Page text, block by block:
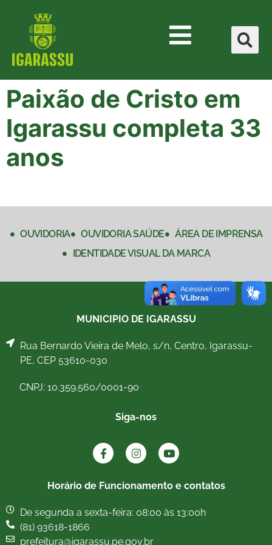
Paixão de Cristo em
Igarassu completa 33
anos
OUVIDORIA OUVIDORIA SAÚDE
ÁREA DE IMPRENSA
IDENTIDADE VISUAL DA MARCA
MUNICIPIO DE IGARASSU
Rua Bernardo Vieira de Melo, s/n, Centro, Igarassu-
PE, CEP 53610-030
CNPJ: 10.359.560/0001-90
Siga-nos
Horário de Funcionamento e contatos
De segunda a sexta-feira: 08:00 às 13:00h
(81) 93618-1866
prefeitura@igarassu.pe.gov.br